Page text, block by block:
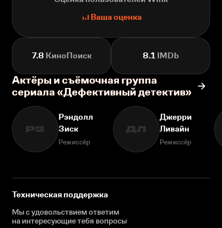
Ваша оценка
7.8 КиноПоиск 8.1IMDb
Актёры и съёмочная группа
сериала «Дефективный детектив»
РЗ
Рэндолл
Зиск
Режиссёр
ДЛ
Джерри
Ливайн
Режиссёр
Техническая поддержка
Мы с удовольствием ответим
на интересующиетебя вопросы